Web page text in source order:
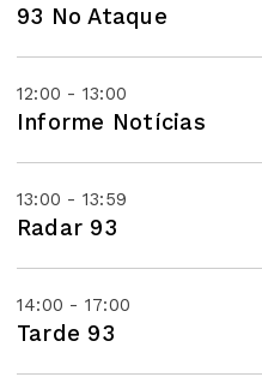
93 No Ataque
12:00 - 13:00
Informe Notícias
13:00 - 13:59
Radar 93
14:00 - 17:00
Tarde 93